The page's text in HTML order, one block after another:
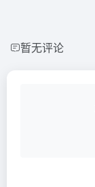
暂无评论